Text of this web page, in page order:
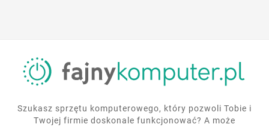
Szukasz sprzętu komputerowego, który pozwoli Tobie i
Twojej firmie doskonale funkcjonować? A może